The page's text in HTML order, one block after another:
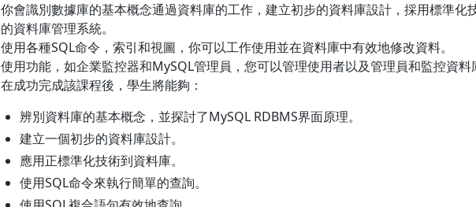
你會識別數據庫的基本概念通過資料庫的工作，建立初步的資料庫設計，採用標準化
的資料庫管理系統。
使用各種SQL命令，索引和視圖，你可以工作使用並在資料庫中有效地修改資料。
使用功能，如企業監控器和MySQL管理員，您可以管理使用者以及管理員和監控資料
在成功完成該課程後，學生將能夠：
辨別資料庫的基本概念，並探討了MySQL RDBMS界面原理。
建立一個初步的資料庫設計。
應用正標準化技術到資料庫。
使用SQL命令來執行簡單的查詢。